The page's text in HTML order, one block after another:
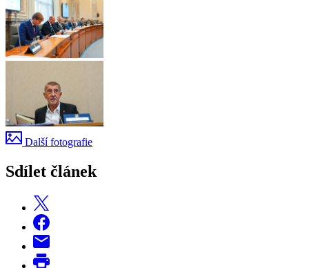
Další fotografie
Sdílet článek